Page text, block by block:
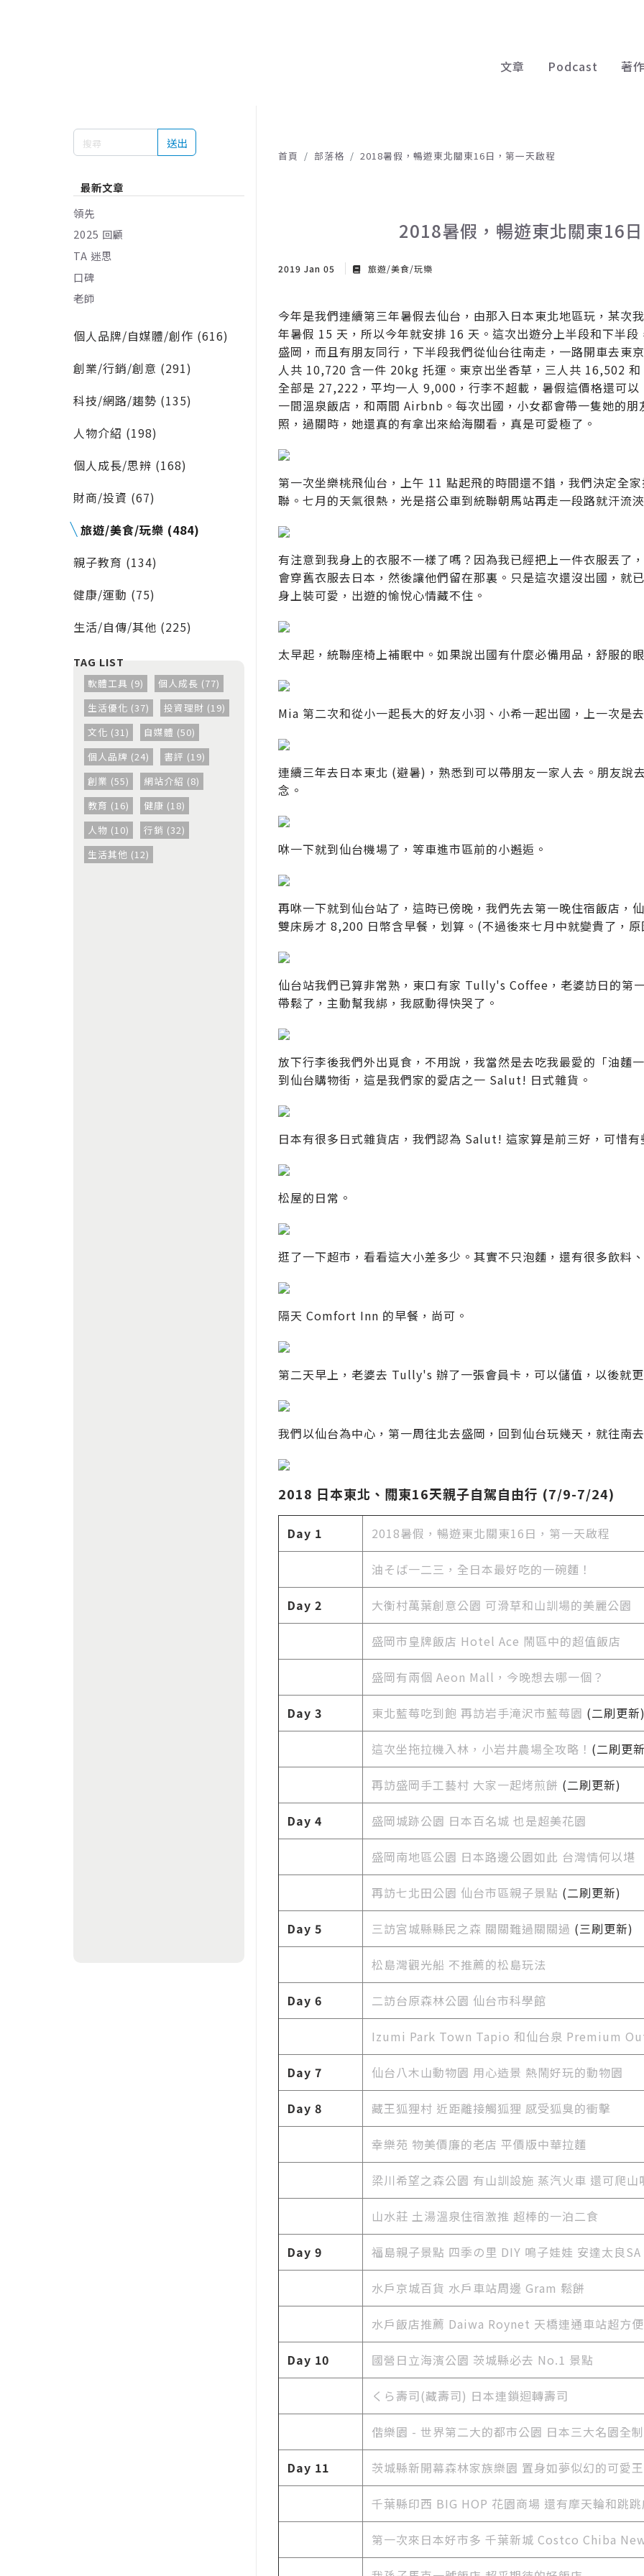
文章 Podcast 著
送出
最新文章
領先
2025 回顧
TA 迷思
口碑
老師
個人品牌/自媒體/創作 (616)
創業/行銷/創意 (291)
科技/網路/趨勢 (135)
人物介紹 (198)
個人成長/思辨 (168)
財商/投資 (67)
旅遊/美食/玩樂 (484)
親子教育 (134)
健康/運動 (75)
生活/自傳/其他 (225)
軟體工具 (9)
個人成長 (77)
生活優化 (37)
投資理財 (19)
文化 (31)
自媒體 (50)
個人品牌 (24)
書評 (19)
創業 (55)
網站介紹 (8)
教育 (16)
健康 (18)
人物 (10)
行銷 (32)
生活其他 (12)
首頁 部落格 2018暑假，暢遊東北關東16日，第一天啟程
2018暑假，暢遊東北關東16
2019 Jan 05 旅遊/美食/玩樂
今年是我們連續第三年暑假去仙台，由那入日本東北地區玩，某次
年暑假 15 天，所以今年就安排 16 天。這次出遊分上半段和下半
盛岡，而且有朋友同行，下半段我們從仙台往南走，一路開車去東
人共 10,720 含一件 20kg 托運。東京出坐香草，三人共 16,502
全部是 27,222，平均一人 9,000，行李不超載，暑假這價格還可
一間溫泉飯店，和兩間 Airbnb。每次出國，小女都會帶一隻她的
照，過關時，她還真的有拿出來給海關看，真是可愛極了。
第一次坐樂桃飛仙台，上午 11 點起飛的時間還不錯，我們決定全
聯。七月的天氣很熱，光是搭公車到統聯朝馬站再走一段路就汗流
有注意到我身上的衣服不一樣了嗎？因為我已經把上一件衣服丟了
會穿舊衣服去日本，然後讓他們留在那裏。只是這次還沒出國，就
身上裝可愛，出遊的愉悅心情藏不住。
太早起，統聯座椅上補眠中。如果說出國有什麼必備用品，舒服的
Mia 第二次和從小一起長大的好友小羽、小希一起出國，上一次是去
連續三年去日本東北 (避暑)，熟悉到可以帶朋友一家人去。朋友說
念。
咻一下就到仙台機場了，等車進市區前的小邂逅。
再咻一下就到仙台站了，這時已傍晚，我們先去第一晚住宿飯店
雙床房才 8,200 日幣含早餐，划算。(不過後來七月中就變貴了，
仙台站我們已算非常熟，東口有家 Tully's Coffee，老婆訪日的第
帶鬆了，主動幫我綁，我感動得快哭了。
放下行李後我們外出覓食，不用說，我當然是去吃我最愛的「油麵
到仙台購物街，這是我們家的愛店之一 Salut! 日式雜貨。
日本有很多日式雜貨店，我們認為 Salut! 這家算是前三好，可惜
松屋的日常。
逛了一下超市，看看這大小差多少。其實不只泡麵，還有很多飲料
隔天 Comfort Inn 的早餐，尚可。
第二天早上，老婆去 Tully's 辦了一張會員卡，可以儲值，以後就
我們以仙台為中心，第一周往北去盛岡，回到仙台玩幾天，就往南
2018 日本東北、關東16天親子自駕自由行 (7/9-7/24)
Day 1 2018暑假，暢遊東北關東16日，第一天啟程
油そば一二三，全日本最好吃的一碗麵！
Day 2 大衡村萬葉創意公園 可滑草和山訓場的美麗公園
盛岡市皇牌飯店 Hotel Ace 鬧區中的超值飯店
盛岡有兩個 Aeon Mall，今晚想去哪一個？
Day 3 東北藍莓吃到飽 再訪岩手滝沢市藍莓園 (二刷更
這次坐拖拉機入林，小岩井農場全攻略！ (二刷更
再訪盛岡手工藝村 大家一起烤煎餅 (二刷更新)
Day 4 盛岡城跡公園 日本百名城 也是超美花園
盛岡南地區公園 日本路邊公園如此 台灣情何以堪
再訪七北田公園 仙台市區親子景點 (二刷更新)
Day 5 三訪宮城縣縣民之森 關關難過關關過 (三刷更新)
松島灣觀光船 不推薦的松島玩法
Day 6 二訪台原森林公園 仙台市科學館
Izumi Park Town Tapio 和仙台泉 Premium
Day 7 仙台八木山動物園 用心造景 熱鬧好玩的動物園
Day 8 藏王狐狸村 近距離接觸狐狸 感受狐臭的衝擊
幸樂苑 物美價廉的老店 平價版中華拉麵
梁川希望之森公園 有山訓設施 蒸汽火車 還可爬山
山水莊 土湯溫泉住宿激推 超棒的一泊二食
Day 9 福島親子景點 四季の里 DIY 鳴子娃娃 安達太良SA
水戶京城百貨 水戶車站周邊 Gram 鬆餅
水戶飯店推薦 Daiwa Roynet 天橋連通車站超方便
Day 10 國營日立海濱公園 茨城縣必去 No.1 景點
くら壽司(藏壽司) 日本連鎖迴轉壽司
偕樂園 - 世界第二大的都市公園 日本三大名園全
Day 11 茨城縣新開幕森林家族樂園 置身如夢似幻的可愛
千葉縣印西 BIG HOP 花園商場 還有摩天輪和跳
第一次來日本好市多 千葉新城 Costco Chiba